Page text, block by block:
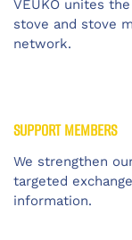
VEUKO unites
stove and stove
network.
SUPPORT MEMBERS
We strengthen
targeted
information.